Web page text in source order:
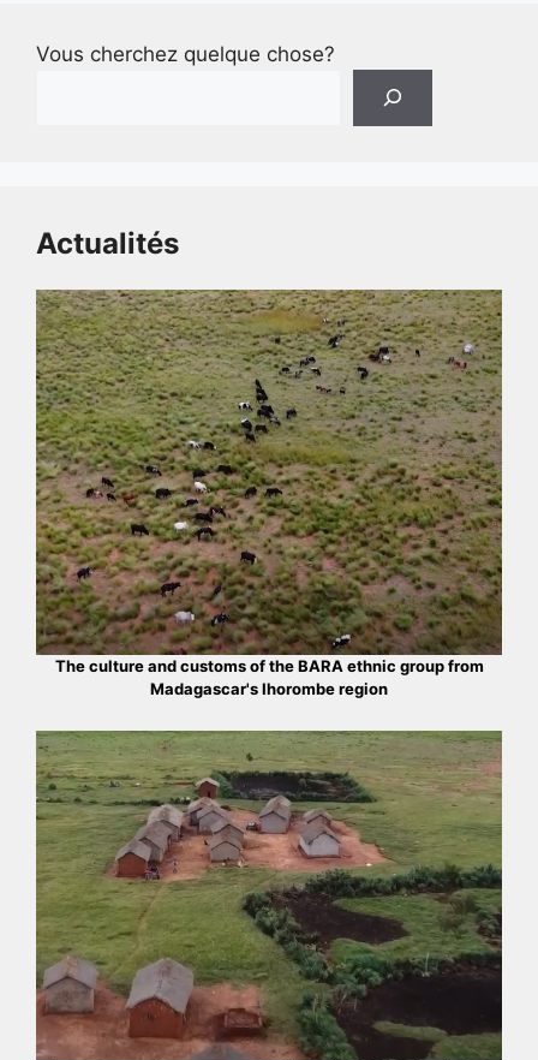
Vous cherchez quelque chose?
Actualités
The culture and customs of the BARA ethnic group from
Madagascar's Ihorombe region